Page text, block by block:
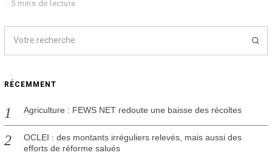
j
l
l
2
5 mins de lecture
RÉCEMMENT
Agriculture : FEWS NET redoute une baisse des récoltes
OCLEI : des montants irréguliers relevés, mais aussi des
efforts de réforme salués